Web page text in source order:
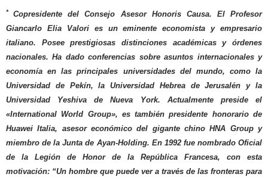
* Copresidente del Consejo Asesor Honoris Causa. El Profesor
Giancarlo Elia Valori es un eminente economista y empresario
italiano. Posee prestigiosas distinciones académicas y órdenes
nacionales. Ha dado conferencias sobre asuntos internacionales y
economía en las principales universidades del mundo, como la
Universidad de Pekín, la Universidad Hebrea de Jerusalén y la
Universidad Yeshiva de Nueva York. Actualmente preside el
«International World Group», es también presidente honorario de
Huawei Italia, asesor económico del gigante chino HNA Group y
miembro de la Junta de Ayan-Holding. En 1992 fue nombrado Oficial
de la Legión de Honor de la República Francesa, con esta
motivación: “Un hombre que puede ver a través de las fronteras para